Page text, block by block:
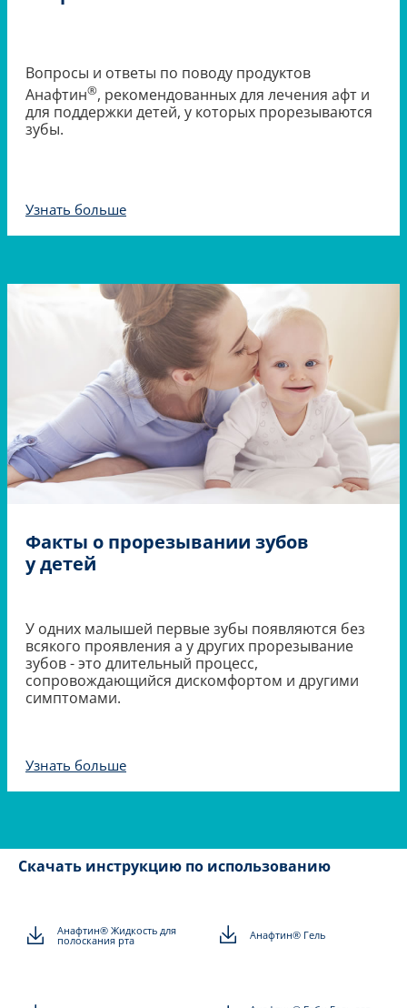
Вопросы и ответы по поводу продуктов
Анафтин®, рекомендованных для лечения афт и
для поддержки детей, у которых прорезываются
зубы.
Узнать больше
Факты о прорезывании зубов
у детей
У одних малышей первые зубы появляются без
всякого проявления а у других прорезывание
зубов - это длительный процесс,
сопровождающийся дискомфортом и другими
симптомами.
Узнать больше
Скачать инструкцию по использованию
Анафтин® Жидкость для
полоскания рта Анафтин® Гель